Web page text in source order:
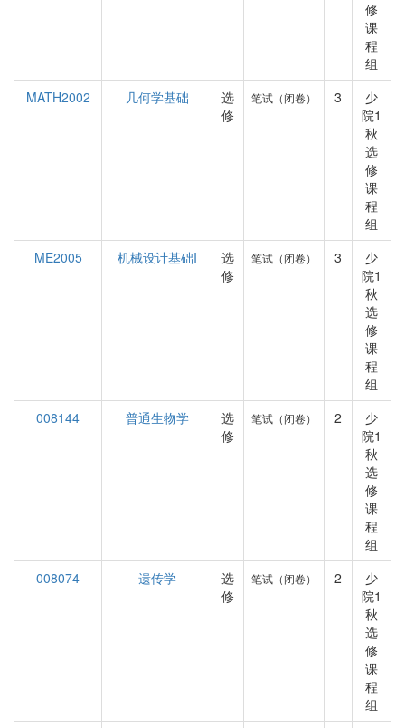
修
课
程
组
MATH2002
几何学基础
选
修
笔试（闭卷） 3
少
院1
秋
选
修
课
程
组
ME2005
机械设计基础I
选
修
笔试（闭卷） 3
少
院1
秋
选
修
课
程
组
008144
普通生物学
选
修
笔试（闭卷） 2
少
院1
秋
选
修
课
程
组
008074
遗传学
选
修
笔试（闭卷） 2
少
院1
秋
选
修
课
程
组